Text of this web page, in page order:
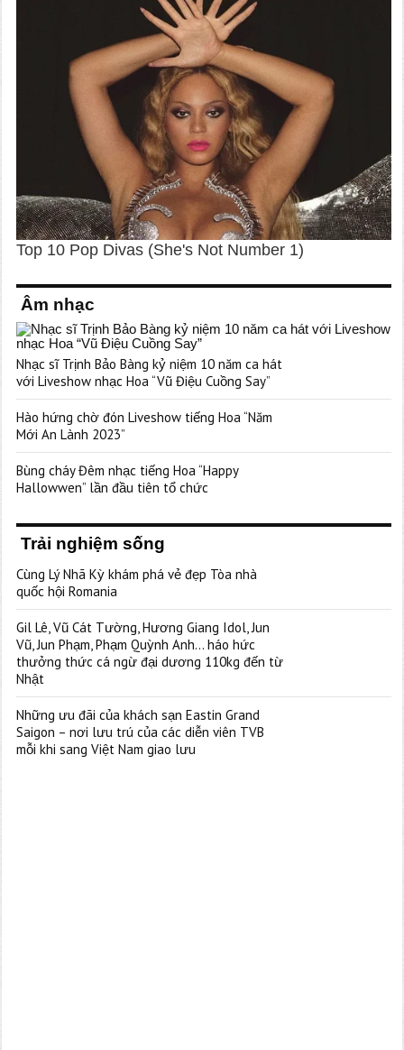
Âm nhạc
Nhạc sĩ Trịnh Bảo Bàng kỷ niệm 10 năm ca hát
với Liveshow nhạc Hoa “Vũ Điệu Cuồng Say”
Hào hứng chờ đón Liveshow tiếng Hoa “Năm
Mới An Lành 2023”
Bùng cháy Đêm nhạc tiếng Hoa “Happy
Hallowwen” lần đầu tiên tổ chức
Trải nghiệm sống
Cùng Lý Nhã Kỳ khám phá vẻ đẹp Tòa nhà
quốc hội Romania
Gil Lê, Vũ Cát Tường, Hương Giang Idol, Jun
Vũ, Jun Phạm, Phạm Quỳnh Anh… háo hức
thưởng thức cá ngừ đại dương 110kg đến từ
Nhật
Những ưu đãi của khách sạn Eastin Grand
Saigon – nơi lưu trú của các diễn viên TVB
mỗi khi sang Việt Nam giao lưu